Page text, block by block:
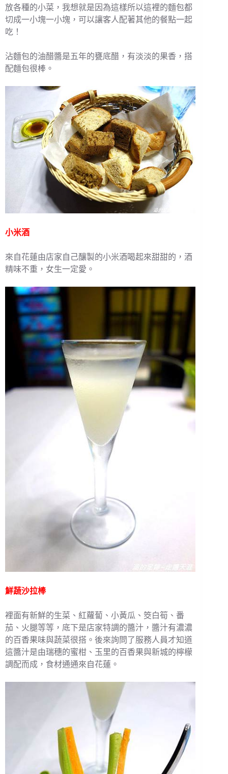
放各種的小菜，我想就是因為這樣所以這裡的麵包都
切成一小塊一小塊，可以讓客人配著其他的餐點一起
吃！
沾麵包的油醋醬是五年的甕底醋，有淡淡的果香，搭
配麵包很棒。
小米酒
來自花蓮由店家自己釀製的小米酒喝起來甜甜的，酒
精味不重，女生一定愛。
鮮蔬沙拉棒
裡面有新鮮的生菜、紅蘿蔔、小黃瓜、筊白筍、番
茄、火腿等等，底下是店家特調的醬汁，醬汁有濃濃
的百香果味與蔬菜很搭。後來詢問了服務人員才知道
這醬汁是由瑞穗的蜜柑、玉里的百香果與新城的檸檬
調配而成，食材通通來自花蓮。